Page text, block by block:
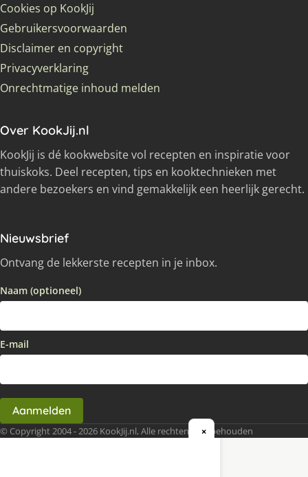
Cookies op KookJij
Gebruikersvoorwaarden
Disclaimer en copyright
Privacyverklaring
Onrechtmatige inhoud melden
Over KookJij.nl
KookJij is dé kookwebsite vol recepten en inspiratie voor
thuiskoks. Deel recepten, tips en kooktechnieken met
andere bezoekers en vind gemakkelijk een heerlijk gerecht.
Nieuwsbrief
Ontvang de lekkerste recepten in je inbox.
Naam (optioneel)
E-mail
Aanmelden
© Copyright 2004 - 2026 KookJij.nl, Alle rechten voorbehouden
×